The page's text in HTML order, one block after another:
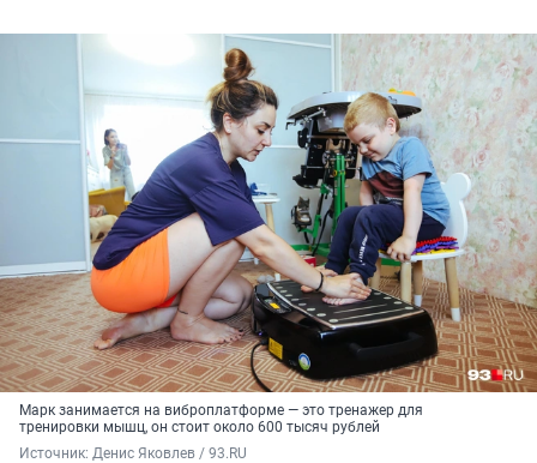
Марк занимается на виброплатформе — это тренажер для
тренировки мышц, он стоит около 600 тысяч рублей
Источник: Денис Яковлев / 93.RU